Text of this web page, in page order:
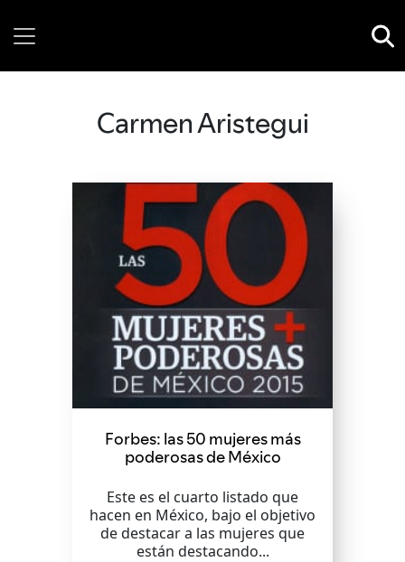
Carmen Aristegui
Forbes: las 50 mujeres más
poderosas de México
Este es el cuarto listado que
hacen en México, bajo el objetivo
de destacar a las mujeres que
están destacando...